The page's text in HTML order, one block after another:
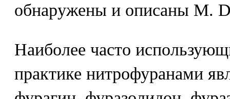
обнаружены и описаны М.
Наиболее часто
практике нитрофуранами